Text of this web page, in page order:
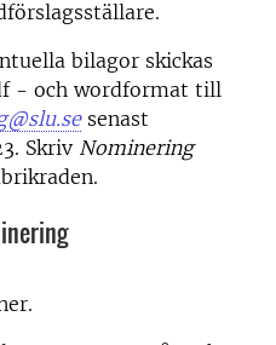
bilagor skickas
- och wordformat till
senast
Skriv Nominering